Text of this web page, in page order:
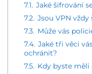
7.1. Jaké šifrování
7.2. Jsou VPN vždy
7.3. Může vás
7.4. Jaké tři věci
ochránit?
7.5. Kdy byste měli